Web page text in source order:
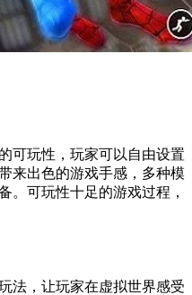
可玩性，玩家可以自由设置
来出色的游戏手感，多种模
。可玩性十足的游戏过程，
法，让玩家在虚拟世界感受